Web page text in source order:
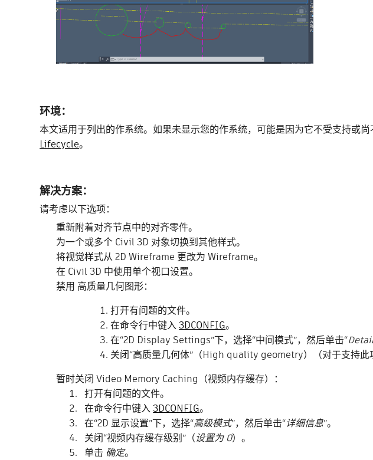
环境：
本文适用于列出的作系统。如果未显示您的作系统，可能是因为它不受支持或
Lifecycle。
解决方案：
请考虑以下选项：
重新附着对齐节点中的对齐零件。
为一个或多个 Civil 3D 对象切换到其他样式。
将视觉样式从 2D Wireframe 更改为 Wireframe。
在 Civil 3D 中使用单个视口设置。
禁用 高质量几何图形：
打开有问题的文件。
在命令行中键入3DCONFIG。
在“2D Display Settings”下，选择“中间模式”，然后单击“
关闭“高质量几何体”（High quality geometry）（对于支持此
暂时关闭 Video Memory Caching（视频内存缓存）：
打开有问题的文件。
在命令行中键入3DCONFIG。
在“2D 显示设置”下，选择“高级模式”，然后单击“详细信息”。
关闭“视频内存缓存级别”（设置为 0）。
单击 确定。